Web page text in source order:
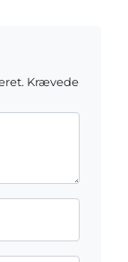
Krævede